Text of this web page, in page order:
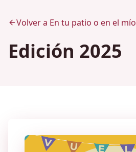
Volver a En tu patio o en el mío
Edición 2025